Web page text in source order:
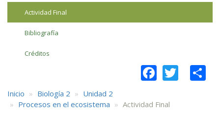
Actividad Final
Bibliografía
Créditos
Inicio Biología 2
Unidad 2
Procesos en el ecosistema
Actividad Final